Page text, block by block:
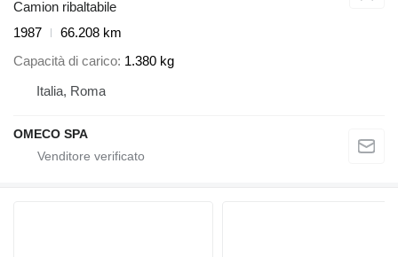
Camion ribaltabile
1987
66.208 km
Capacità di carico 1.380 kg
Italia, Roma
OMECO SPA